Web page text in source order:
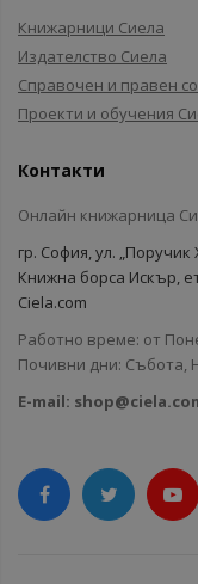
Книжарници Сиела
Издателство Сиела
Справочен и правен
Проекти и обучения
Контакти
Онлайн книжарница
гр. София, ул.
Книжна борса Искър,
Ciela.com
Работно време: от
Почивни дни: Събота,
E-mail: